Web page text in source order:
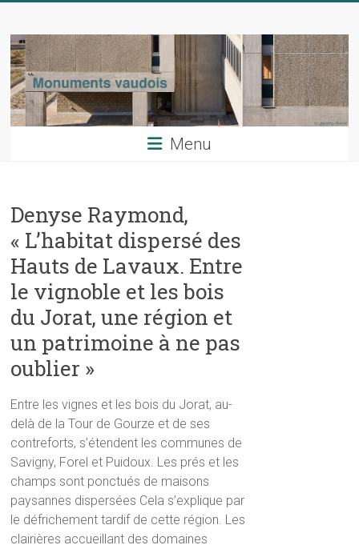
content
Monuments
vaudois
La
revue
canton
Vaud
Menu
Denyse Raymond,
« L’habitat dispersé des
Hauts de Lavaux. Entre
le vignoble et les bois
du Jorat, une région et
un patrimoine à ne pas
oublier »
Entre les vignes et les bois du Jorat, au-
delà de la Tour de Gourze et de ses
contreforts, s’étendent les communes de
Savigny, Forel et Puidoux. Les prés et les
champs sont ponctués de maisons
paysannes dispersées Cela s’explique par
le défrichement tardif de cette région. Les
clairières accueillant des domaines